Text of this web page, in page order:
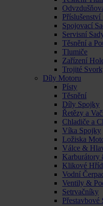
Spojovací
Servisní
Těsnění a
Tlumiče
Zařízení
Trojité
Díly Motoru
Písty
Těsnění
Díly Spojky
Řetězy a
Chladiče a
Víka Spojky
Ložiska
Válce &
Karburátory
Klikové
Vodní
Ventily &
Setrvačníky
Přestavbové